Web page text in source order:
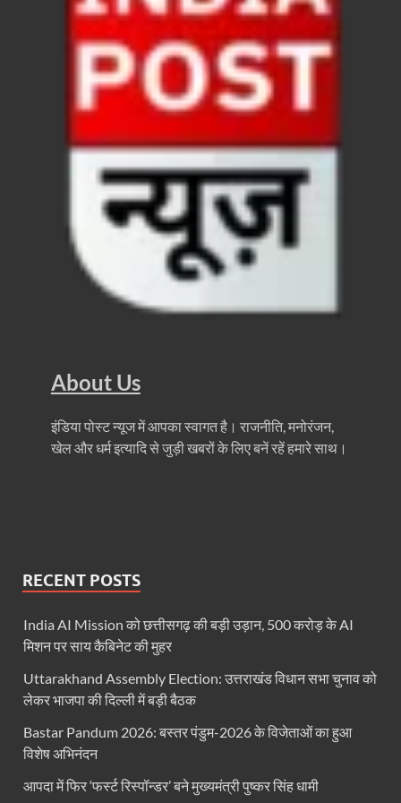
Chronic Kidney Disease: क्रोनिक किडनी डिजीज
Bihar NDA MP: बिहार एनडीए सांसदों ने बीजेपी राष्ट्रीय
VB G Ram G Bill: बिल फाड़ना लोकतंत्र की हत्या –
Soil To Silk Exhibition: सॉइल टू सिल्क’ की अनूठी
GST Sudhar Book: सामाजिक न्याय, आर्थिक समानता और
UP BJP State President: पंकज चौधरी बने उत्तर प्रदेश
BJP Working President Nitin Nabin: कौन है नितिन
4 Years Achievements Of Uttarakhand
Mutul Fund SIP: सिर्फ 2000 महीने जमा करके कैसे बन
Manas Khand Mala Yojana: मुख्यमंत्री धामी ने किया
Bastar Mobile Network: बस्तर के कोंडापल्ली में पहली
About Us
इंडिया पोस्ट न्यूज में आपका स्वागत है। राजनीति, मनोरंजन,
खेल और धर्म इत्यादि से जुड़ी खबरों के लिए बनें रहें हमारे साथ।
RECENT POSTS
India AI Mission को छत्तीसगढ़ की बड़ी उड़ान, 500 करोड़ के AI
मिशन पर साय कैबिनेट की मुहर
Uttarakhand Assembly Election: उत्तराखंड विधान सभा चुनाव को
लेकर भाजपा की दिल्ली में बड़ी बैठक
Bastar Pandum 2026: बस्तर पंडुम-2026 के विजेताओं का हुआ
विशेष अभिनंदन
आपदा में फिर ‘फर्स्ट रिस्पॉन्डर’ बने मुख्यमंत्री पुष्कर सिंह धामी